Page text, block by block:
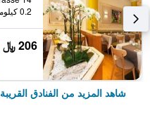
0.2 كيلومتر عن وسط المدينة
206 ﷼
شاهد المزيد من الفنادق القريبة